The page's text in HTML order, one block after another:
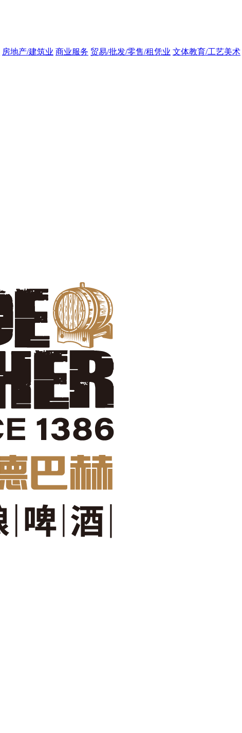
房地产/建筑业 商业服务 贸易/批发/零售/租凭业 文体教育/工艺美术